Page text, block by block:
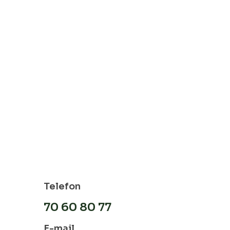
Telefon
70 60 80 77